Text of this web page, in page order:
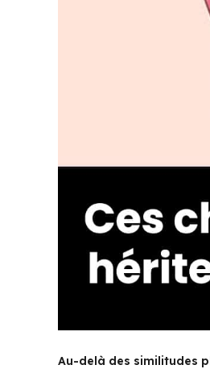
Au-delà des similitudes